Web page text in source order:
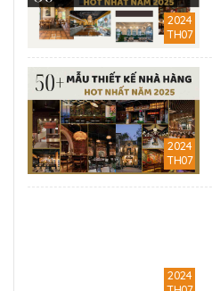
2024
TH07
2024
TH07
2024